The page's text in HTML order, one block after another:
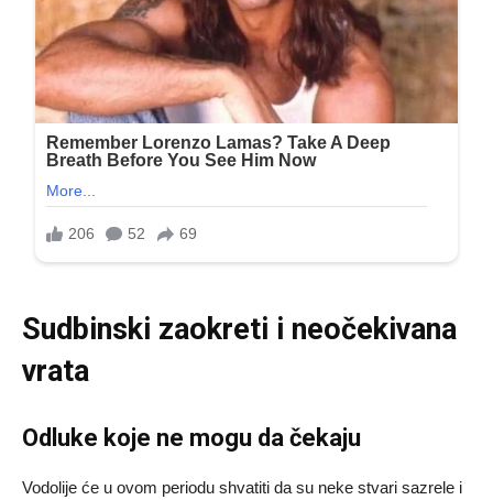
Sudbinski zaokreti i neočekivana
vrata
Odluke koje ne mogu da čekaju
Vodolije će u ovom periodu shvatiti da su neke stvari sazrele i